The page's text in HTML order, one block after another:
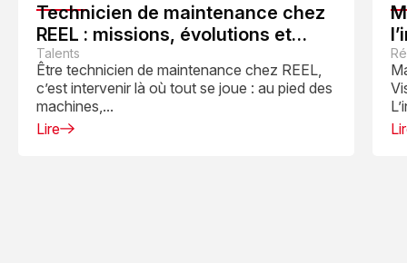
Technicien de maintenance chez
REEL : missions, évolutions et
quotidien
Talents
Être technicien de maintenance chez REEL,
c’est intervenir là où tout se joue : au pied des
machines,...
Lire